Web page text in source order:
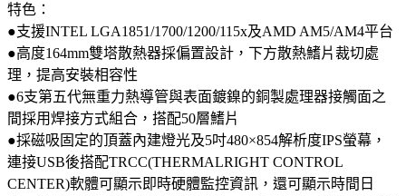
特色：
●支援INTEL LGA1851/1700/1200/115x及AMD AM5/AM4平台
●高度164mm雙塔散熱器採偏置設計，下方散熱鰭片裁切處
理，提高安裝相容性
●6支第五代無重力熱導管與表面鍍鎳的銅製處理器接觸面之
間採用焊接方式組合，搭配50層鰭片
●採磁吸固定的頂蓋內建燈光及5吋480×854解析度IPS螢幕，
連接USB後搭配TRCC(THERMALRIGHT CONTROL
CENTER)軟體可顯示即時硬體監控資訊，還可顯示時間日